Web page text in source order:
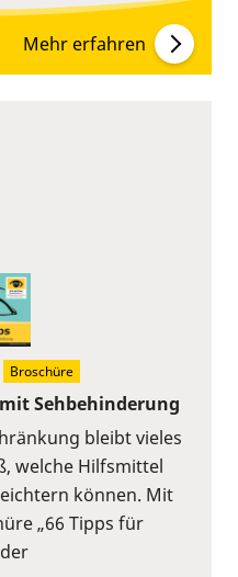
Mehr erfahren
Sehbehinderung
bleibt vieles
welche Hilfsmittel
können. Mit
„66 Tipps für
Broschüre